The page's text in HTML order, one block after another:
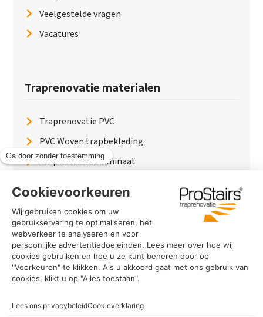
Veelgestelde vragen
Vacatures
Traprenovatie materialen
Traprenovatie PVC
PVC Woven trapbekleding
Trap bekleden laminaat
Traptreden beton
Traptreden leer
PaintWood
Trapverlichting
PVC Vloer
Marmerlook trap